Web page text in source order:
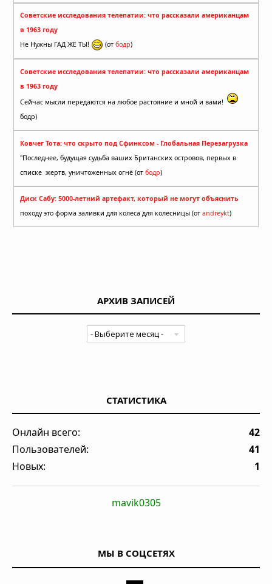
Советские исследования телепатии: что рассказали американцам
в 1963 году
Не Нужны ГАД ЖЕ ТЫ!
(от бодр)
Советские исследования телепатии: что рассказали американцам
в 1963 году
Сейчас мысли передаются на любое растояние и мной и вами!
бодр)
Ковчег Тота: что скрыто под Сфинксом - Глобальная Перезагрузка
"Последнее, будущая судьба ваших Британских островов, первых в
списке жертв, уничтоженных огнё (от бодр)
Диск Сабу: 5000-летний артефакт, который не могут объяснить
походу это форма заливки для колеса для колесницы (от andreykt)
АРХИВ ЗАПИСЕЙ
СТАТИСТИКА
Онлайн всего:
42
Пользователей:
41
Новых:
1
mavik0305
МЫ В СОЦСЕТЯХ